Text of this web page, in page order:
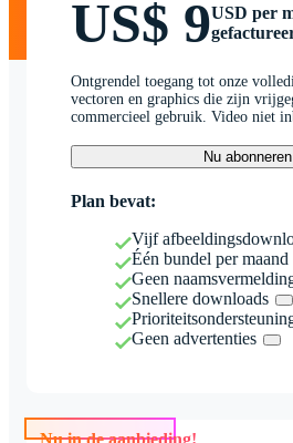
US$ 9USD per
Ontgrendel toegang tot onze
vectoren en graphics die zijn
commercieel gebruik. Video niet
Nu abonneren
Plan bevat:
Vijf
Één bundel per maand
Geen
Snellere downloads
Geen advertenties
Nu in de aanbieding!